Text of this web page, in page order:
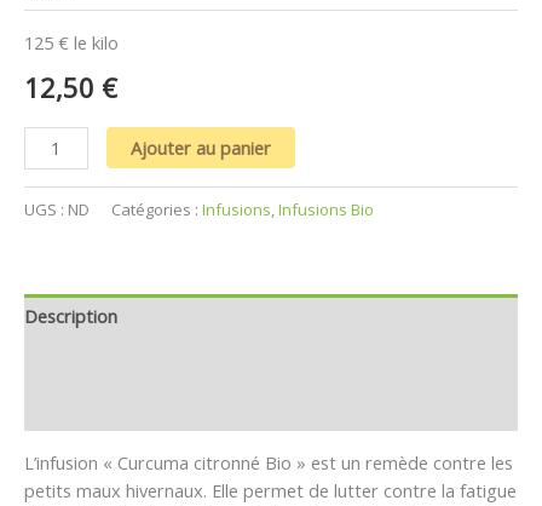
125 € le kilo
12,50 €
Ajouter au panier
UGS : ND Catégories : Infusions,Infusions Bio
Description
L’infusion « Curcuma citronné Bio » est un remède contre les
petits maux hivernaux. Elle permet de lutter contre la fatigue